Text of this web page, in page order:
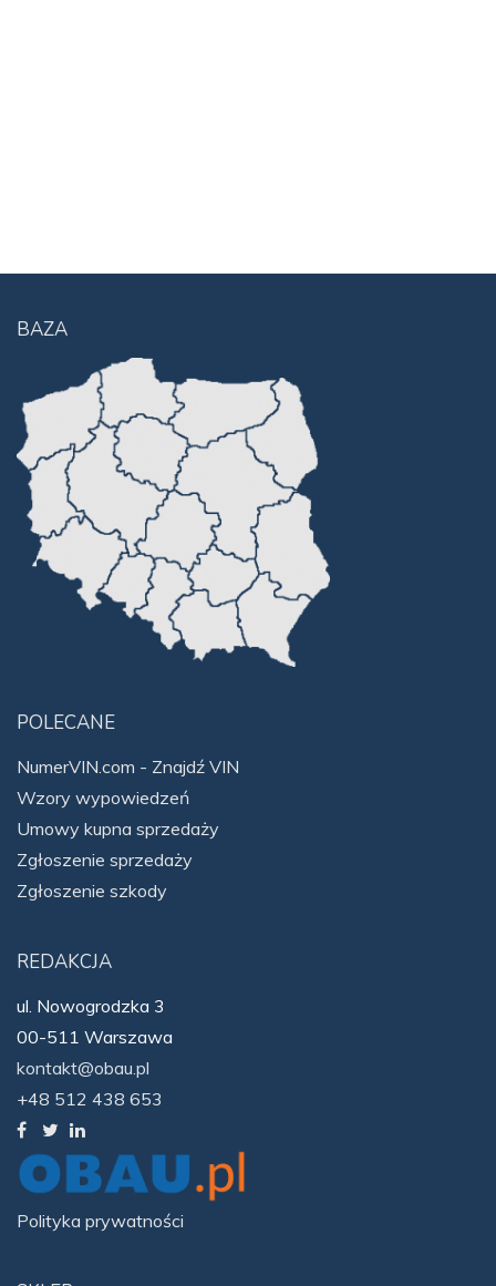
BAZA
POLECANE
NumerVIN.com - Znajdź VIN
Wzory wypowiedzeń
Umowy kupna sprzedaży
Zgłoszenie sprzedaży
Zgłoszenie szkody
REDAKCJA
ul. Nowogrodzka 3
00-511 Warszawa
kontakt@obau.pl
+48 512 438 653
Polityka prywatności